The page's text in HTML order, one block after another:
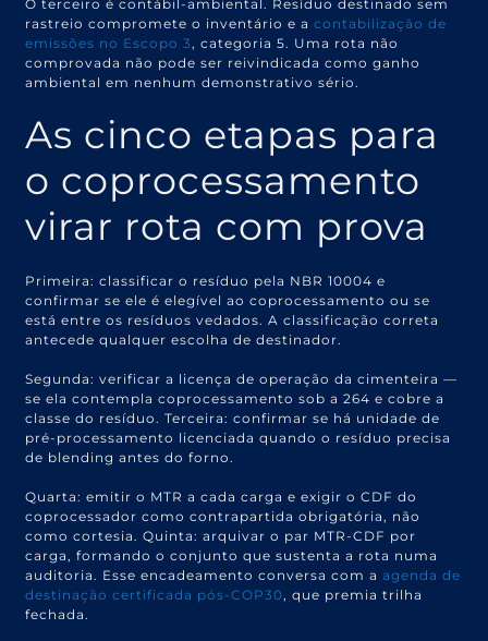
O terceiro é contábil-ambiental. Resíduo destinado sem
rastreio compromete o inventário e acontabilização de
emissões no Escopo 3 , categoria 5. Uma rota não
comprovada não pode ser reivindicada como ganho
ambiental em nenhum demonstrativo sério.
As cinco etapas para
o coprocessamento
virar rota com prova
Primeira: classificar o resíduo pela NBR 10004 e
confirmar se ele é elegível ao coprocessamento ou se
está entre os resíduos vedados. A classificação correta
antecede qualquer escolha de destinador.
Segunda: verificar a licença de operação da cimenteira —
se ela contempla coprocessamento sob a 264 e cobre a
classe do resíduo. Terceira: confirmar se há unidade de
pré-processamento licenciada quando o resíduo precisa
de blending antes do forno.
Quarta: emitir o MTR a cada carga e exigir o CDF do
coprocessador como contrapartida obrigatória, não
como cortesia. Quinta: arquivar o par MTR-CDF por
carga, formando o conjunto que sustenta a rota numa
auditoria. Esse encadeamento conversa com aagenda de
destinação certificada pós-COP30, que premia trilha
fechada.